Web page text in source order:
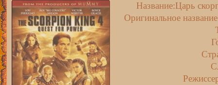
Название:Царь
Оригинальное